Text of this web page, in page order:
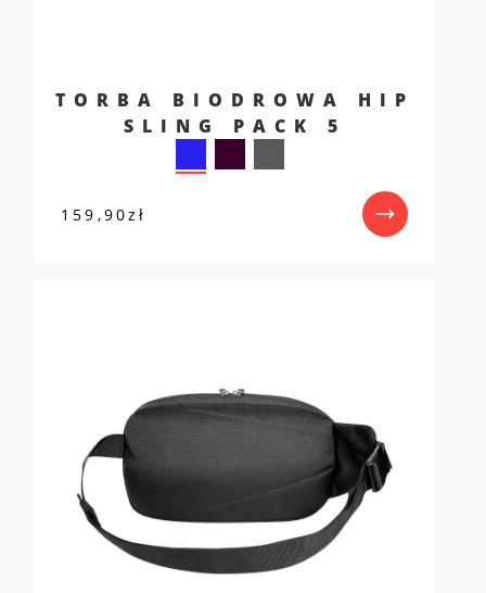
TORBA BIODROWA HIP
SLING PACK 5
159,90zł